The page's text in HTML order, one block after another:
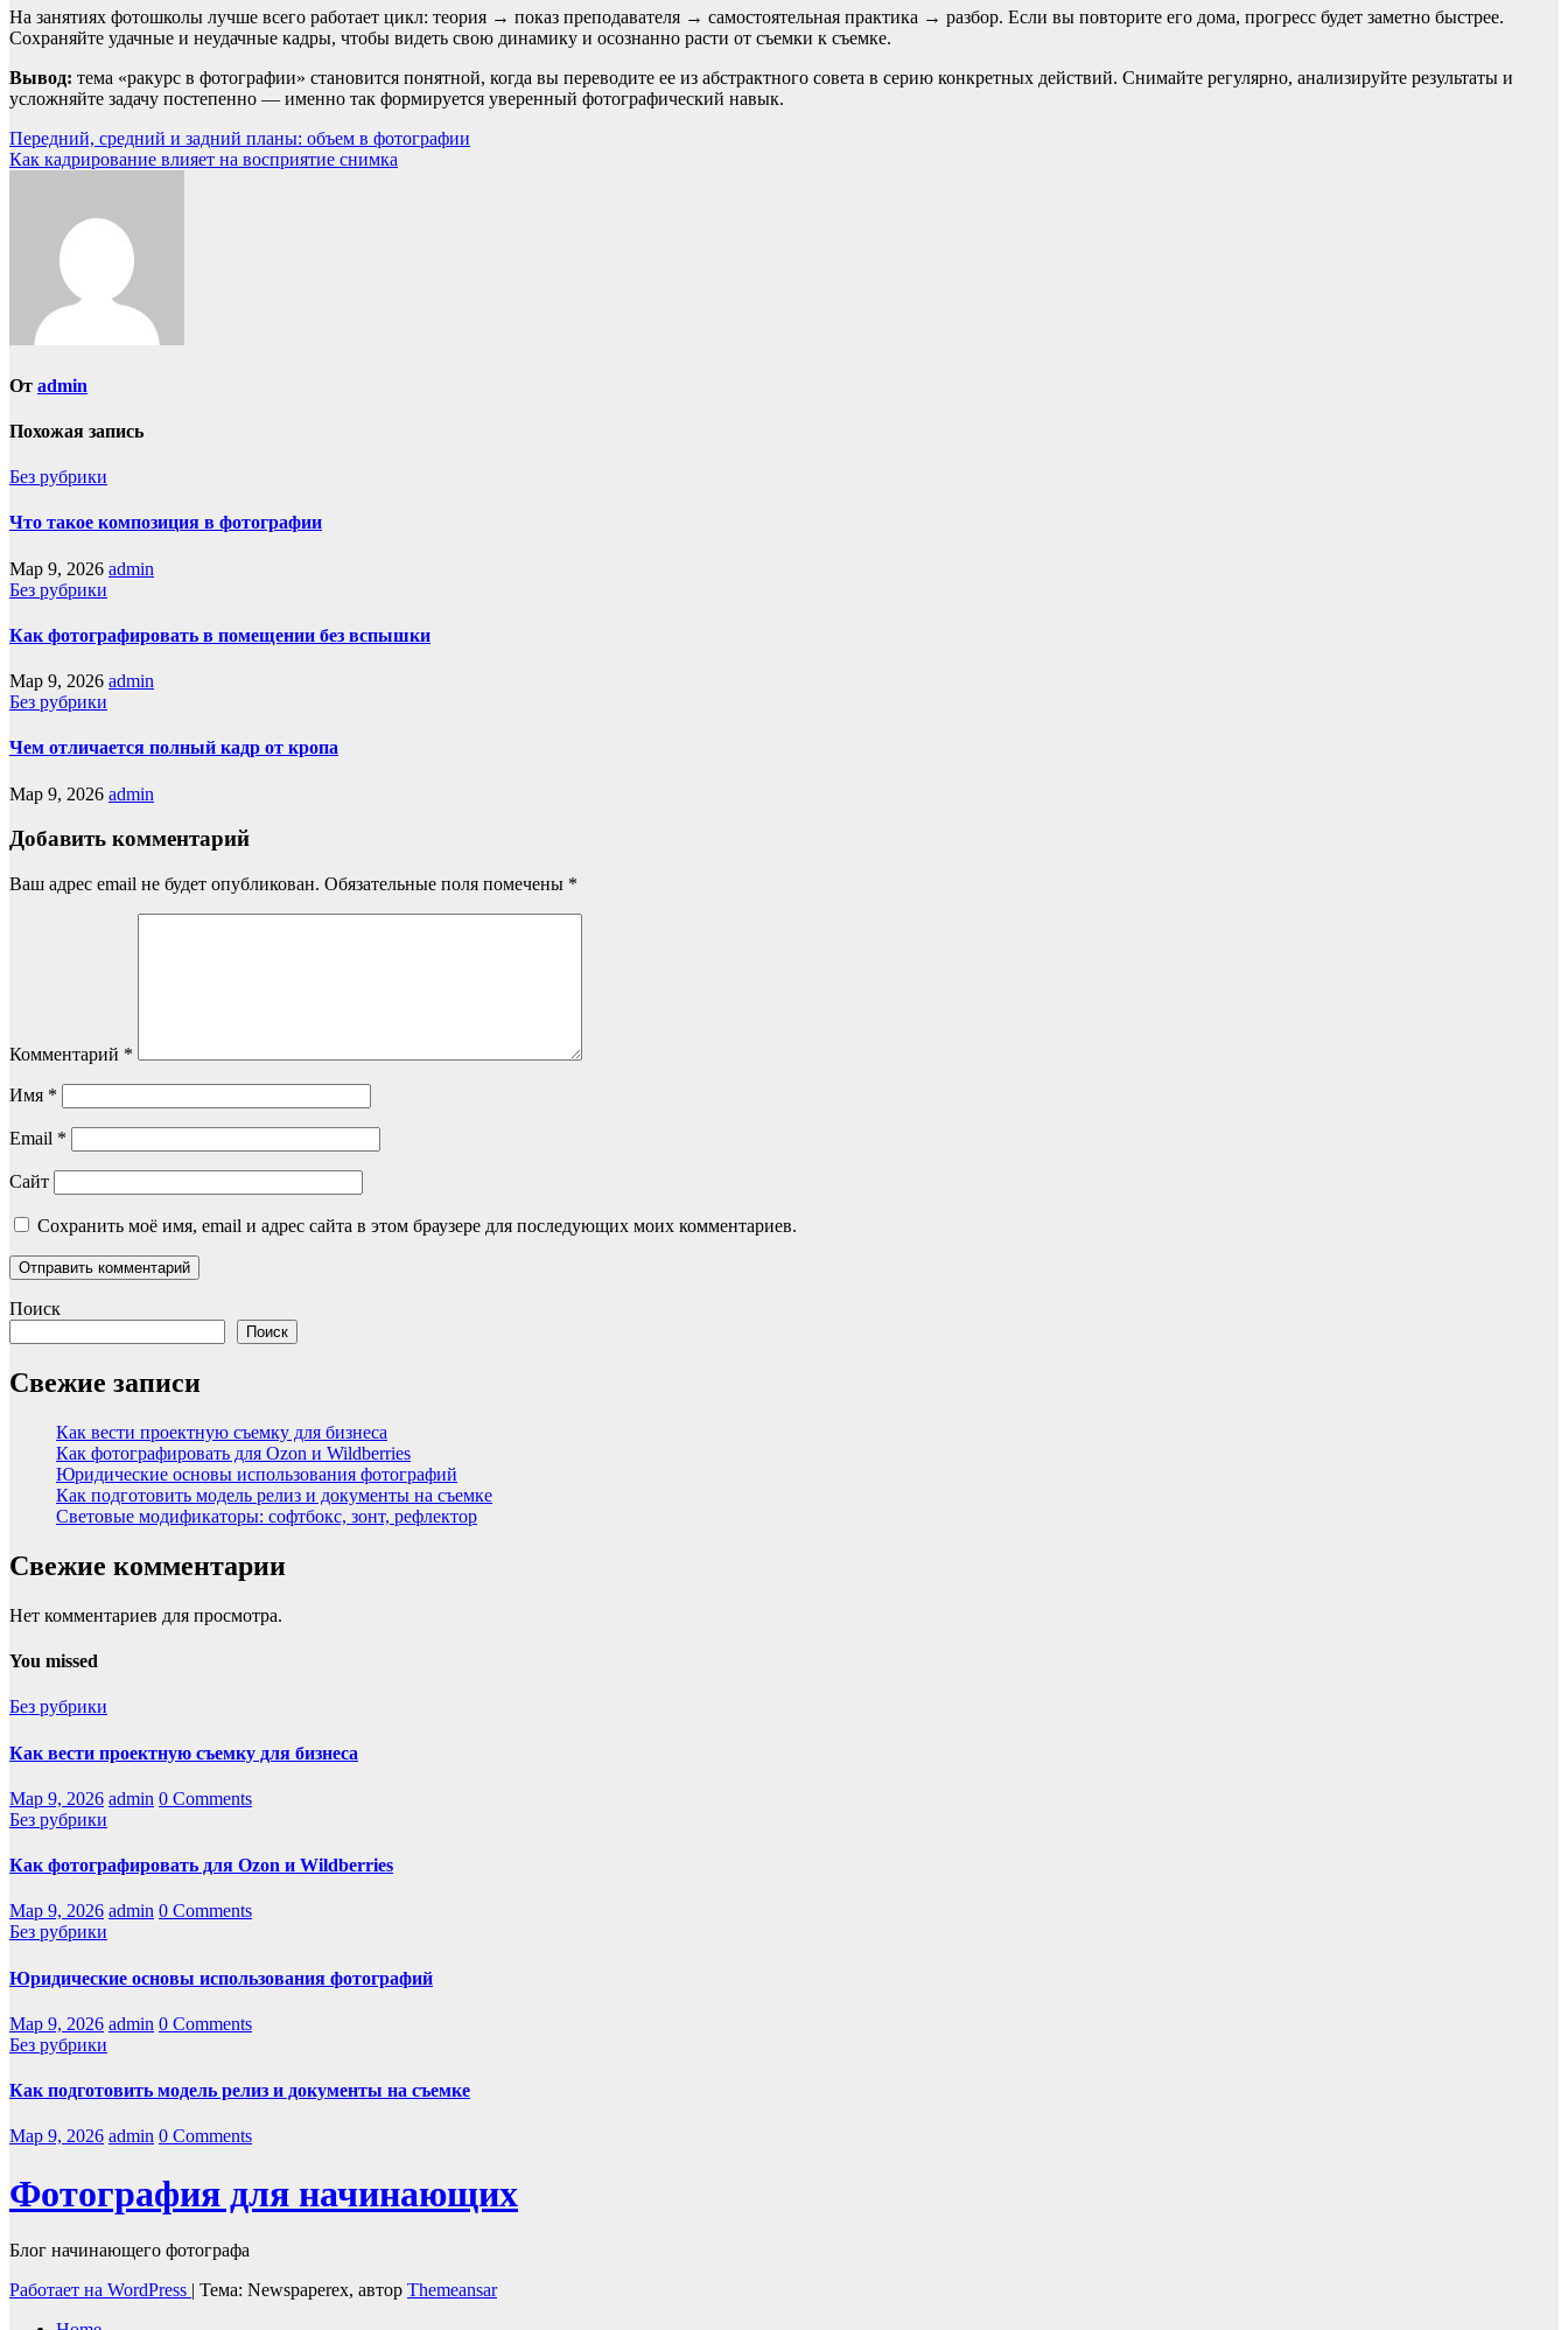
На занятиях фотошколы лучше всего работает цикл: теория → показ преподавателя → самостоятельная практика → разбор. Если вы повторите его дома, прогресс будет заметно быстрее.
Сохраняйте удачные и неудачные кадры, чтобы видеть свою динамику и осознанно расти от съемки к съемке.
Вывод: тема «ракурс в фотографии» становится понятной, когда вы переводите ее из абстрактного совета в серию конкретных действий. Снимайте регулярно, анализируйте результаты и
усложняйте задачу постепенно — именно так формируется уверенный фотографический навык.
Навигация
по
Передний, средний и задний планы: объем в фотографии
Как кадрирование влияет на восприятие снимка
От admin
Похожая запись
Без рубрики
Что такое композиция в фотографии
Мар 9, 2026 admin
Без рубрики
Как фотографировать в помещении без вспышки
Мар 9, 2026 admin
Без рубрики
Чем отличается полный кадр от кропа
Мар 9, 2026 admin
Добавить комментарий
Ваш адрес email не будет опубликован. Обязательные поля помечены *
Комментарий *
Имя *
Email *
Сайт
Сохранить моё имя, email и адрес сайта в этом браузере для последующих моих комментариев.
Поиск
Поиск
Свежие записи
Как вести проектную съемку для бизнеса
Как фотографировать для Ozon и Wildberries
Юридические основы использования фотографий
Как подготовить модель релиз и документы на съемке
Световые модификаторы: софтбокс, зонт, рефлектор
Свежие комментарии
Нет комментариев для просмотра.
You missed
Без рубрики
Как вести проектную съемку для бизнеса
Мар 9, 2026 admin 0 Comments
Без рубрики
Как фотографировать для Ozon и Wildberries
Мар 9, 2026 admin 0 Comments
Без рубрики
Юридические основы использования фотографий
Мар 9, 2026 admin 0 Comments
Без рубрики
Как подготовить модель релиз и документы на съемке
Мар 9, 2026 admin 0 Comments
Фотография для начинающих
Блог начинающего фотографа
Работает на WordPress | Тема: Newspaperex, автор Themeansar